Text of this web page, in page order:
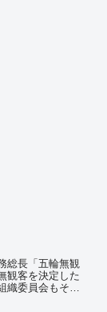
総長「五輪無観
観客を決定した
織委員会もそれ